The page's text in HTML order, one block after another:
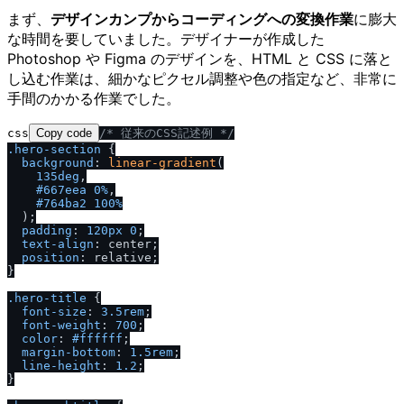
まず、 デザインカンプからコーディングへの変換作業に膨大
な時間を要していました。デザイナーが作成した
Photoshop や Figma のデザインを、HTML と CSS に落と
し込む作業は、細かなピクセル調整や色の指定など、非常に
手間のかかる作業でした。
css Copy code /* 従来のCSS記述例 * /
.hero-section {
background : linear-gradient (
135deg ,
#667eea 0% ,
#764ba2
100%
  );
padding : 120px 0 ;
text-align : center;
position : relative;
}
.hero-title {
font-size : 3.5rem ;
font-weight : 700 ;
color : #ffffff ;
margin-bottom : 1.5rem ;
line-height : 1.2 ;
}